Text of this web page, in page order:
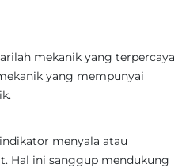
mekanik yang terpercaya
yang mempunyai
menyala atau
Hal ini sanggup mendukung